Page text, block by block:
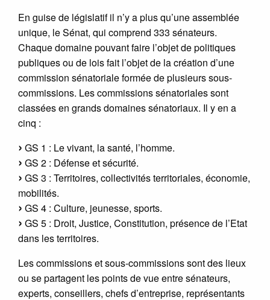
En guise de législatif il n’y a plus qu’une assemblée
unique, le Sénat, qui comprend 333 sénateurs.
Chaque domaine pouvant faire l’objet de politiques
publiques ou de lois fait l’objet de la création d’une
commission sénatoriale formée de plusieurs sous-
commissions. Les commissions sénatoriales sont
classées en grands domaines sénatoriaux. Il y en a
cinq :
GS 1 : Le vivant, la santé, l’homme.
GS 2 : Défense et sécurité.
GS 3 : Territoires, collectivités territoriales, économie,
mobilités.
GS 4 : Culture, jeunesse, sports.
GS 5 : Droit, Justice, Constitution, présence de l’Etat
dans les territoires.
Les commissions et sous-commissions sont des lieux
ou se partagent les points de vue entre sénateurs,
experts, conseillers, chefs d’entreprise, représentants